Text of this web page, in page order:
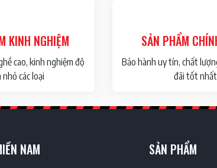
KINH NGHIỆM
cao, kinh nghiệm độ
các loại
SẢN PHẨM
Bảo hành uy tín, chất
đãi tốt nhất
NAM SẢN PHẨM